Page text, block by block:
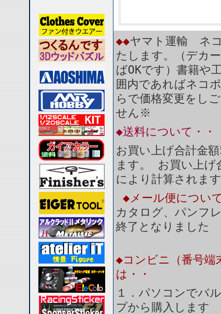
◆◆ヤマト運輸 ネ
たします。（デカ
ばOKです）書籍や
囲内であればネコ
らで価格変更をし
せん※
◆送料について・・
お買い上げ合計金
ます。 お買い上
により計算されま
◆メール便につい
カタログ、パンフ
終了となりました
◆コンビニ（番号端
は・・
１．パソコンでバ
プから購入します